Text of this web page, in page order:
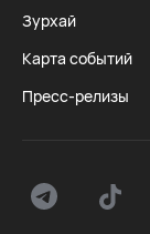
Зурхай
Карта событий
Пресс-релизы